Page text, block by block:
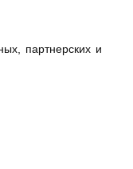
партнерских и